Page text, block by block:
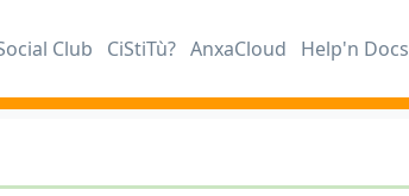
Club CiStiTù? AnxaCloud Help'n Docs